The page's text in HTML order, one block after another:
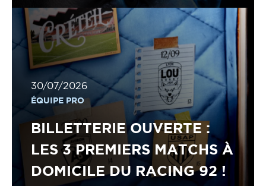
30/07/2026
ÉQUIPE PRO
BILLETTERIE OUVERTE :
LES 3 PREMIERS MATCHS À
DOMICILE DU RACING 92 !